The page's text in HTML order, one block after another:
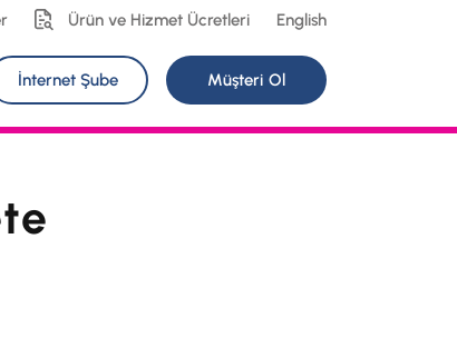
Ürün ve Hizmet Ücretleri English
İnternet Şube Müşteri Ol